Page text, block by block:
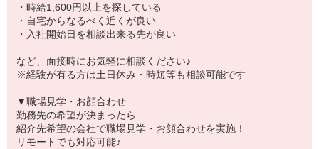
・時給1,600円以上を探している
・自宅からなるべく近くが良い
・入社開始日を相談出来る先が良い
など、面接時にお気軽に相談ください♪
※経験が有る方は土日休み・時短等も相談可能です
▼職場見学・お顔合わせ
勤務先の希望が決まったら
紹介先希望の会社で職場見学・お顔合わせを実施！
リモートでも対応可能♪